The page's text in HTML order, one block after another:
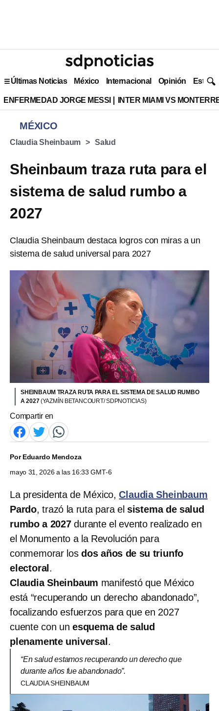
Últimas Noticias México Internacional Opinión Estilo
ENFERMEDAD JORGE MESSI INTER MIAMI VS
MÉXICO
Claudia Sheinbaum Salud
Sheinbaum traza ruta para el
sistema de salud rumbo a
2027
Claudia Sheinbaum destaca logros con miras a un
sistema de salud universal para 2027
SHEINBAUM TRAZA RUTA PARA EL SISTEMA DE SALUD RUMBO
A 2027(YAZMÍN BETANCOURT/ SDPNOTICIAS)
Compartir en
PorEduardo Mendoza
mayo 31, 2026 a las 16:33 GMT-6
La presidenta de México,Claudia Sheinbaum
Pardo, trazó la ruta para el sistema de salud
rumbo a 2027durante el evento realizado en
el Monumento a la Revolución para
conmemorar losdos años de su triunfo
electoral .
Claudia Sheinbaum manifestó que México
está “recuperando un derecho abandonado”,
focalizando esfuerzos para que en 2027
cuente con unesquema de salud
plenamente universal .
“En salud estamos recuperando un derecho que
durante años fue abandonado”.
CLAUDIA SHEINBAUM